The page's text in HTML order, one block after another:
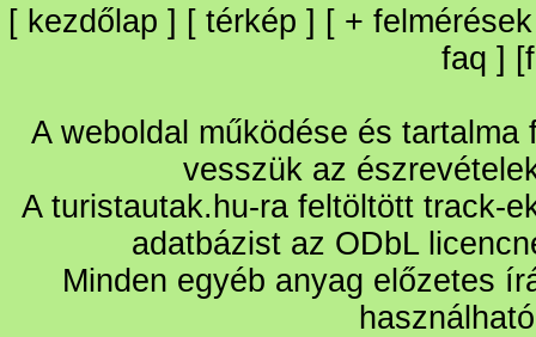
[ kezdőlap ] [ térkép ] [ + felmérések
faq ] [
A weboldal működése és
vesszük az
A turistautak.hu-ra feltöltött track-
adatbázist az ODbL
Minden egyéb anyag előzetes